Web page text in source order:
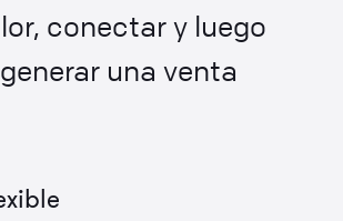
conectar y luego
generar una venta